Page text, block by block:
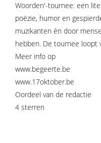
Woorden'-tournee: een
poëzie, humor en
muzikanten én door
hebben. De tournee
Meer info op
www.begeerte.be
www.17oktober.be
Oordeel van de redactie
4 sterren